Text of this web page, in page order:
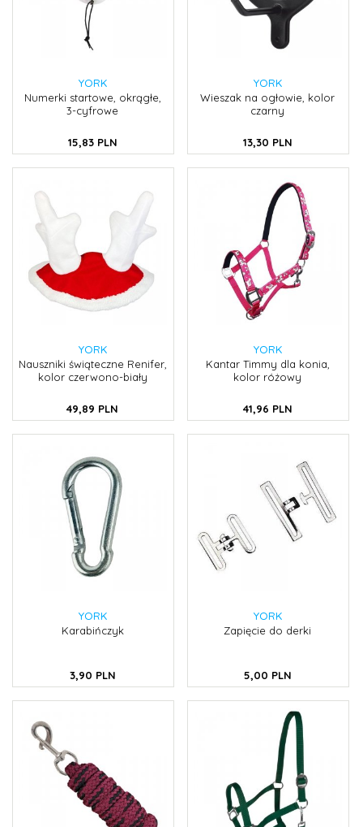
YORK
Numerki startowe, okrągłe,
3-cyfrowe
15,83 PLN
YORK
Wieszak na ogłowie, kolor
czarny
13,30 PLN
YORK
Nauszniki świąteczne Renifer,
kolor czerwono-biały
49,89 PLN
YORK
Kantar Timmy dla konia,
kolor różowy
41,96 PLN
YORK
Karabińczyk
3,90 PLN
YORK
Zapięcie do derki
5,00 PLN